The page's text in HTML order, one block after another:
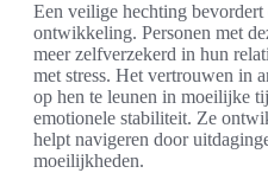
Een veilige hechting bevordert
ontwikkeling. Personen met
meer zelfverzekerd in hun
met stress. Het vertrouwen in
op hen te leunen in moeilijke
emotionele stabiliteit. Ze
helpt navigeren door
moeilijkheden.